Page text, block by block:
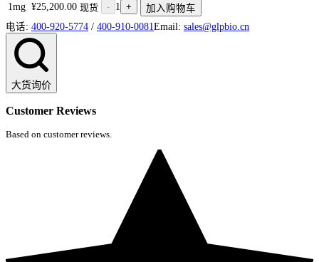
1mg ¥25,200.00 现货 - 1 +
加入购物车
电话: 400-920-5774 / 400-910-0081 Email: sales@glpbio.cn
大货询价
Customer Reviews
Based on customer reviews.